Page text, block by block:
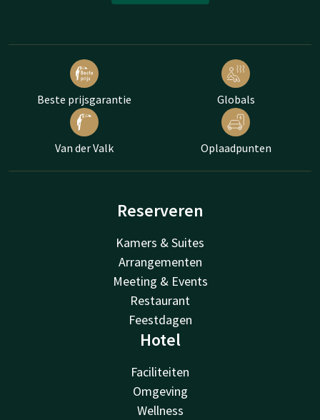
Beste prijsgarantie Globals
Van der Valk Oplaadpunten
Reserveren
Kamers & Suites
Arrangementen
Meeting & Events
Restaurant
Feestdagen
Hotel
Faciliteiten
Omgeving
Wellness